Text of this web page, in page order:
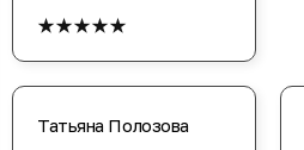
★★★★★
Татьяна Полозова